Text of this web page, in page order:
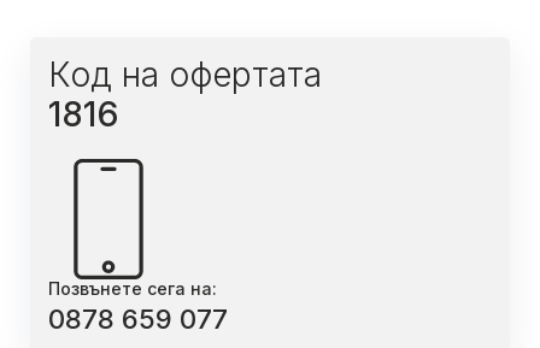
Код на офертата
1816
Позвънете сега на:
0878 659 077